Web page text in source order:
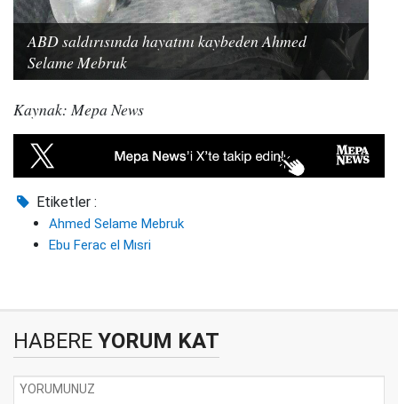
ABD saldırısında hayatını kaybeden Ahmed
Selame Mebruk
Kaynak: Mepa News
Etiketler :
Ahmed Selame Mebruk
Ebu Ferac el Mısri
HABERE YORUM KAT